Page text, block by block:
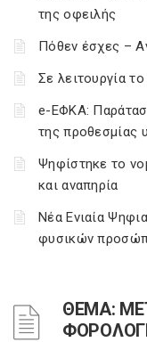
της οφειλής
Πόθεν έσχες –
Σε λειτουργία
e-ΕΦΚΑ:
της
Ψηφίστηκε το
και αναπηρία
Νέα Ενιαία
φυσικών
ΘΕΜΑ: